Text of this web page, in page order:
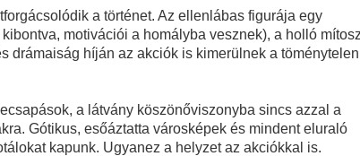
a történet. Az ellenlábas figurája egy
motivációi a homályba vesznek), a holló
drámaiság híján az akciók is kimerülnek a töménytelen
a látvány köszönőviszonyba sincs azzal a
Gótikus, esőáztatta városképek és mindent eluraló
kapunk. Ugyanez a helyzet az akciókkal is.